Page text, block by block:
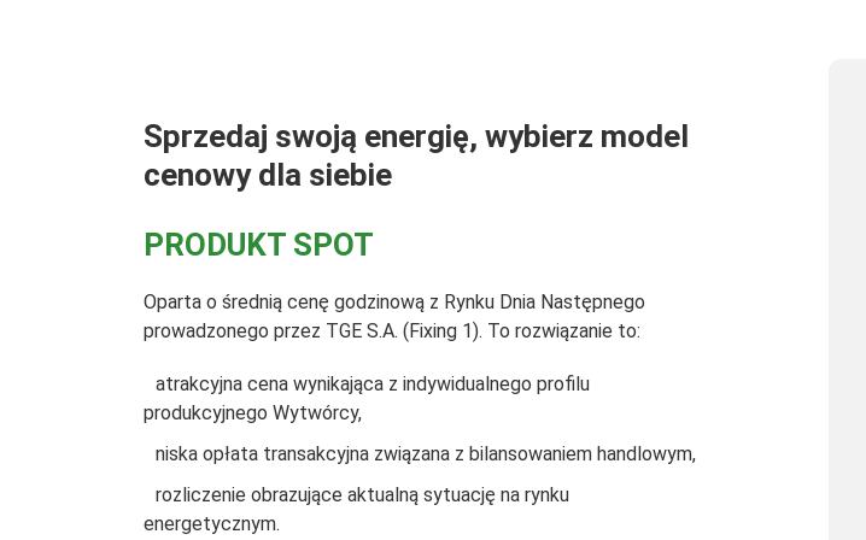
Sprzedaj swoją energię, wybierz model
cenowy dla siebie
PRODUKT SPOT
Oparta o średnią cenę godzinową z Rynku Dnia Następnego
prowadzonego przez TGE S.A. (Fixing 1). To rozwiązanie to:
atrakcyjna cena wynikająca z indywidualnego profilu
produkcyjnego Wytwórcy,
niska opłata transakcyjna związana z bilansowaniem handlowym,
rozliczenie obrazujące aktualną sytuację na rynku
energetycznym.